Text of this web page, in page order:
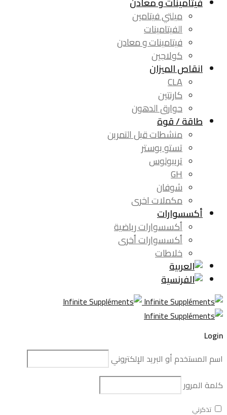
ميلتي فيتامين
الفيتامينات
فيتامينات و معادن
كولاجين
انقاص الميزان
CLA
كارنتين
حوارق الدهون
طاقة / قوة
منشطات قبل التمرين
تستو بوستر
تريبولوس
GH
شوفان
مكملات اخرى
أكسسوارات
أكسسوارات رياضية
أكسسوارات أخرى
خلاطات
Login
اسم المستخدم أو البريد الإلكتروني
كلمة المرور
تذكرني